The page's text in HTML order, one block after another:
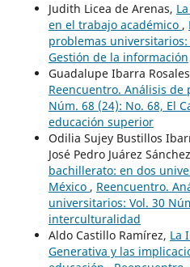
Judith Licea de Arenas,
en el trabajo académico ,
problemas universitarios:
Gestión de la información
Guadalupe Ibarra
Reencuentro. Análisis
Núm. 68 (24): No. 68, El
educación superior
Odilia Sujey Bustillos
José Pedro Juárez
bachillerato: en dos
México , Reencuentro.
universitarios: Vol. 30
interculturalidad
Aldo Castillo Ramírez, La
Generativa y las